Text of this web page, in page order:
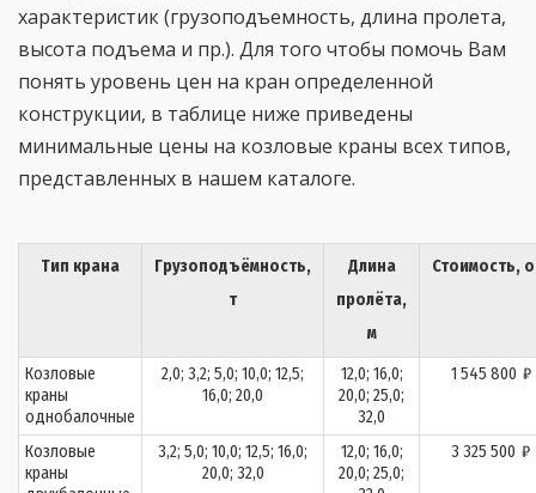
характеристик (грузоподъемность, длина пролета,
высота подъема и пр.). Для того чтобы помочь Вам
понять уровень цен на кран определенной
конструкции, в таблице ниже приведены
минимальные цены на козловые краны всех типов,
представленных в нашем каталоге.
Тип крана
Грузоподъёмность,
т
Длина
пролёта,
м
Стоимость,
Козловые
краны
однобалочные
2,0; 3,2; 5,0; 10,0; 12,5;
16,0; 20,0
12,0; 16,0;
20,0; 25,0;
32,0
1 545 800 ₽
Козловые
краны
3,2; 5,0; 10,0; 12,5; 16,0;
20,0; 32,0
12,0; 16,0;
20,0; 25,0;
3 325 500 ₽